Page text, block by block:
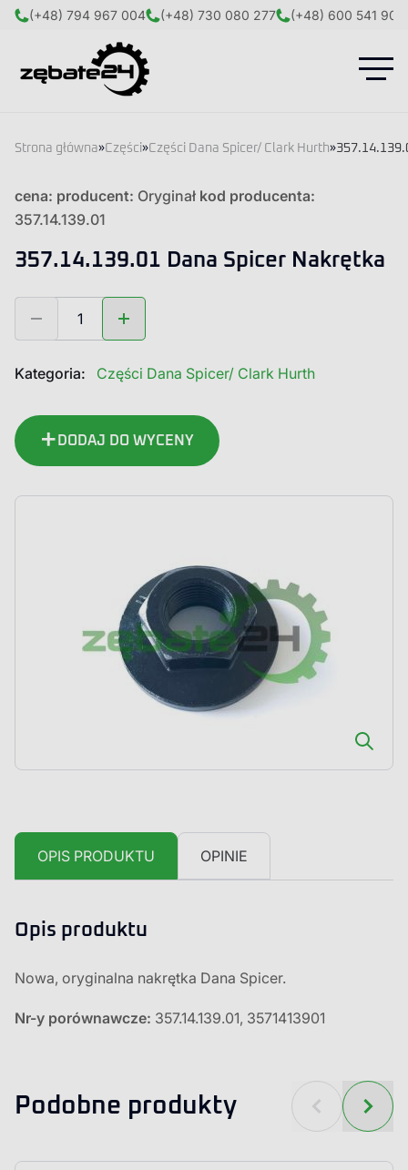
(+48) 794 967 004 (+48) 730 080 277 (+48) 600 541 908
Strona główna»Części»Części Dana Spicer/ Clark Hurth»
cena: producent: Oryginał kod producenta:
357.14.139.01
357.14.139.01 Dana Spicer Nakrętka
357.14.139.01
Spicer
DODAJ DO WYCENY
Kategoria: Części Dana Spicer/ Clark Hurth
OPIS PRODUKTU OPINIE
Opis produktu
Nowa, oryginalna nakrętka Dana Spicer.
Nr-y porównawcze: 357.14.139.01, 3571413901
Podobne produkty